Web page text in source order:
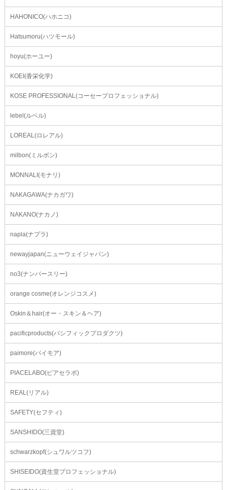
HAHONICO(ハホニコ)
Hatsumoru(ハツモール)
hoyu(ホーユー)
KOEI(香栄化学)
KOSE PROFESSIONAL(コーセープロフェッショナル)
lebel(ルベル)
LOREAL(ロレアル)
milbon(ミルボン)
MONNALI(モナリ)
NAKAGAWA(ナカガワ)
NAKANO(ナカノ)
napla(ナプラ)
newayjapan(ニューウェイジャパン)
no3(ナンバースリー)
orange cosme(オレンジコスメ)
Oskin＆hair(オー・スキン＆ヘア)
pacificproducts(パシフィックプロダクツ)
paimore(パイモア)
PIACELABO(ピアセラボ)
REAL(リアル)
SAFETY(セフティ)
SANSHIDO(三資堂)
schwarzkopf(シュワルツコフ)
SHISEIDO(資生堂プロフェッショナル)